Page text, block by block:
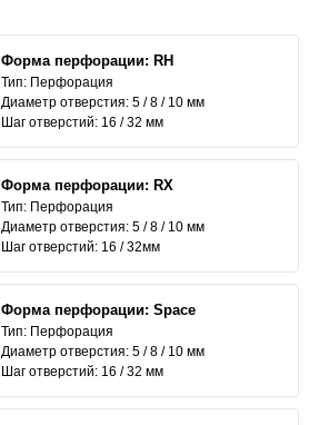
Форма перфорации: RH
Тип: Перфорация
Диаметр отверстия: 5 / 8 / 10 мм
Шаг отверстий: 16 / 32 мм
Форма перфорации: RX
Тип: Перфорация
Диаметр отверстия: 5 / 8 / 10 мм
Шаг отверстий: 16 / 32мм
Форма перфорации: Space
Тип: Перфорация
Диаметр отверстия: 5 / 8 / 10 мм
Шаг отверстий: 16 / 32 мм